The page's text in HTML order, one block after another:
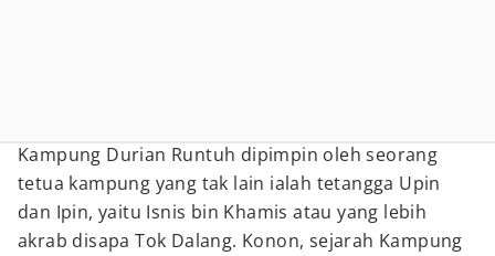
Kampung Durian Runtuh dipimpin oleh seorang
tetua kampung yang tak lain ialah tetangga Upin
dan Ipin, yaitu Isnis bin Khamis atau yang lebih
akrab disapa Tok Dalang. Konon, sejarah Kampung